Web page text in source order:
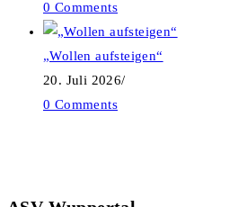
0 Comments
„Wollen aufsteigen“
20. Juli 2026/
0 Comments